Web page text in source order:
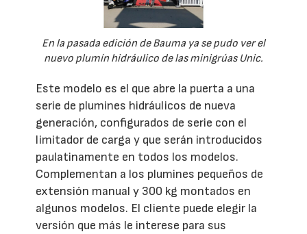
En la pasada edición de Bauma ya se pudo ver el
nuevo plumín hidráulico de las minigrúas Unic.
Este modelo es el que abre la puerta a una
serie de plumines hidráulicos de nueva
generación, configurados de serie con el
limitador de carga y que serán introducidos
paulatinamente en todos los modelos.
Complementan a los plumines pequeños de
extensión manual y 300 kg montados en
algunos modelos. El cliente puede elegir la
versión que más le interese para sus